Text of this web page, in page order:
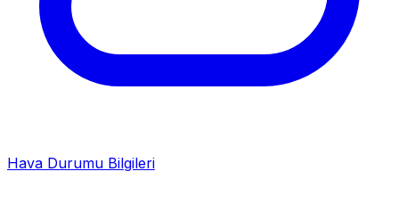
Hava Durumu Bilgileri